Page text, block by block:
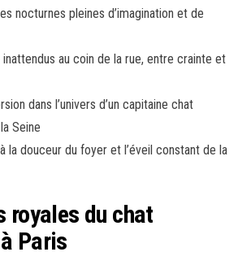
nocturnes pleines d’imagination et de
inattendus au coin de la rue, entre crainte et
dans l’univers d’un capitaine chat
Seine
la douceur du foyer et l’éveil constant de la
royales du chat
Paris